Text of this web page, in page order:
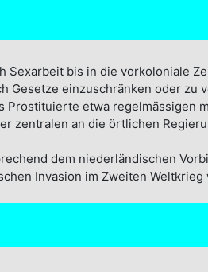
Sexarbeit bis in die vorkoloniale
Gesetze einzuschränken oder
Prostituierte etwa
zentralen an die örtlichen
dem niederländischen
Invasion im Zweiten